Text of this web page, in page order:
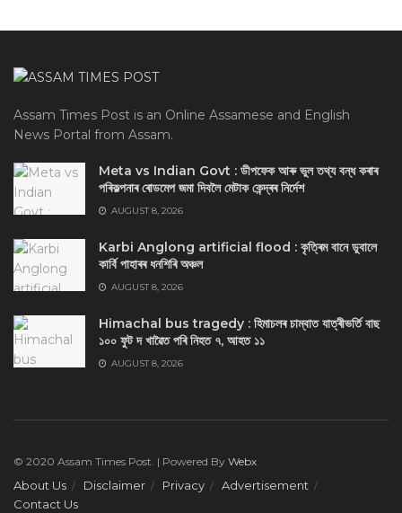
Assam Times Post is an Online Assamese and English
News Portal from Assam.
Meta vs Indian Govt : ডীপফেক আৰু ভুল তথ্য বন্ধ কৰাৰ
পৰিকল্পনাৰ ৰোডমেপ জমা দিবলৈ মেটাক কেন্দ্ৰৰ নিৰ্দেশ
AUGUST 8, 2026
Karbi Anglong artificial flood : কৃত্ৰিম বানে ডুবালে
কাৰ্বি পাহাৰৰ ধনশিৰি অঞ্চল
AUGUST 8, 2026
Himachal bus tragedy : হিমাচলৰ চাম্বাত যাত্ৰীভৰ্তি বাছ
১০০ ফুট দ খাৱৈত পৰি নিহত ৭, আহত ১১
AUGUST 8, 2026
© 2020 Assam Times Post. | Powered By Webx
About Us Disclaimer Privacy
Advertisement
Contact Us